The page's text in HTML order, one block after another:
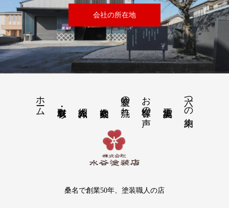
会社の所在地
六つの約束
お客様の声
塗装の流れ
ホーム
桑名で創業50年、塗装職人の店